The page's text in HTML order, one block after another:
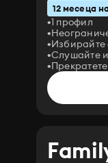
12 месеца
1 профил
Избирайте
Слушайте